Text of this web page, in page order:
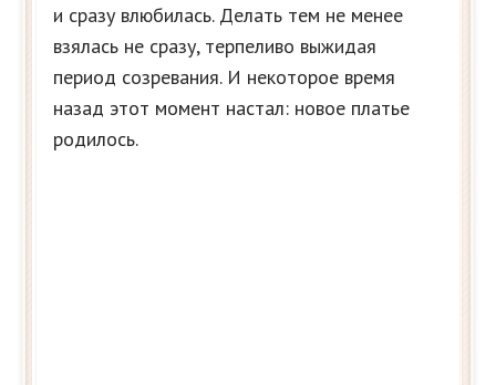
и сразу влюбилась. Делать тем не менее
взялась не сразу, терпеливо выжидая
период созревания. И некоторое время
назад этот момент настал: новое платье
родилось.